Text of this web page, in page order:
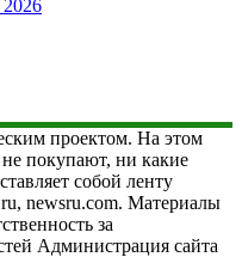
проектом. На этом
покупают, ни какие
собой ленту
newsru.com. Материалы
за
Администрация сайта